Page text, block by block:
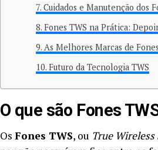
Cuidados e Manutenção dos
Fones TWS na Prática:
As Melhores Marcas de
Futuro da Tecnologia TWS
O que são Fones
Os Fones TWS, ou True Wireless